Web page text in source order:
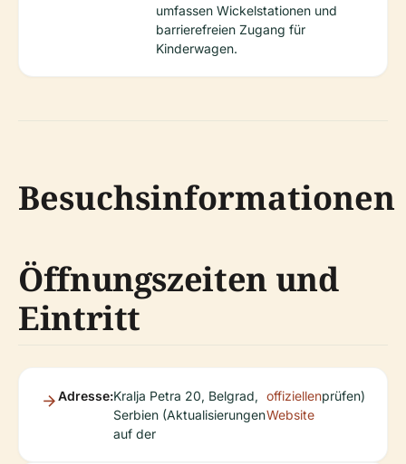
umfassen Wickelstationen und
barrierefreien Zugang für
Kinderwagen.
Besuchsinformationen
Öffnungszeiten und
Eintritt
Adresse:Kralja Petra 20, Belgrad,
Serbien (Aktualisierungen
auf der
offiziellen
Website
prüfen)